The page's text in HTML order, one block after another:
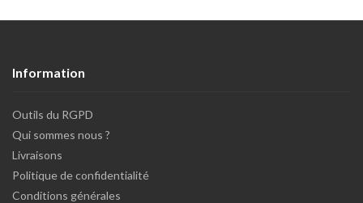
Information
Outils du RGPD
Qui sommes nous ?
Livraisons
Politique de confidentialité
Conditions générales